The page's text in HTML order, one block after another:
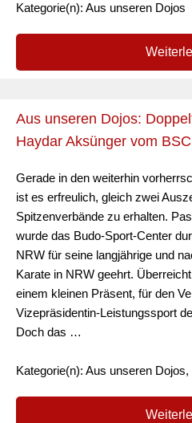
Kategorie(n): Aus unseren Dojos
Aus unseren Dojos:
Haydar Aksünger vom
Gerade in den weiterhin
ist es erfreulich, gleich zwei
Spitzenverbände zu erhalten.
wurde das Budo-Sport-Center
NRW für seine langjährige und
Karate in NRW geehrt.
einem kleinen Präsent, für den
Vizepräsidentin-Leistungssport
Doch das …
Kategorie(n): Aus unseren